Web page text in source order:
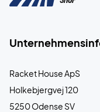
Racket House ApS
Holkebjergvej 120
5250 Odense SV